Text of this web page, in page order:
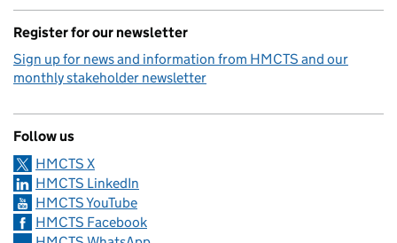
Register for our newsletter
Sign up for news and information from HMCTS and our
monthly stakeholder newsletter
Follow us
HMCTS X
HMCTS LinkedIn
HMCTS YouTube
HMCTS Facebook